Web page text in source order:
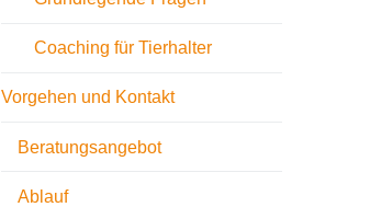
Coaching für Tierhalter
Vorgehen und Kontakt
Beratungsangebot
Ablauf